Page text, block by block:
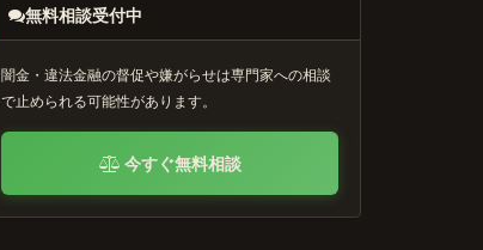
無料相談受付中
闇金・違法金融の督促や嫌がらせは専門家への相談
で止められる可能性があります。
今すぐ無料相談